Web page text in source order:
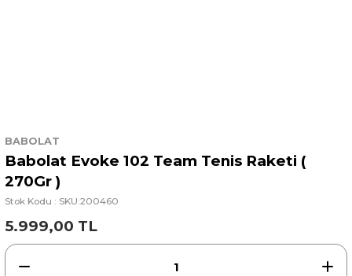
BABOLAT
Babolat Evoke 102 Team Tenis Raketi (
270Gr )
Stok Kodu : SKU:200460
5.999,00 TL